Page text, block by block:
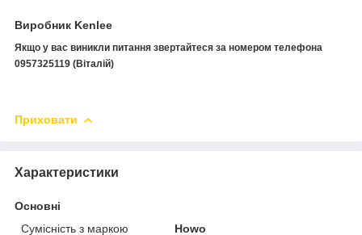
Виробник Kenlee
Якщо у вас виникли питання звертайтеся за номером телефона
0957325119 (Віталій)
Приховати
Характеристики
Основні
Сумісність з маркою
Howo